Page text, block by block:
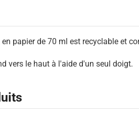
papier de 70 ml est recyclable et
vers le haut à l'aide d'un seul doigt.